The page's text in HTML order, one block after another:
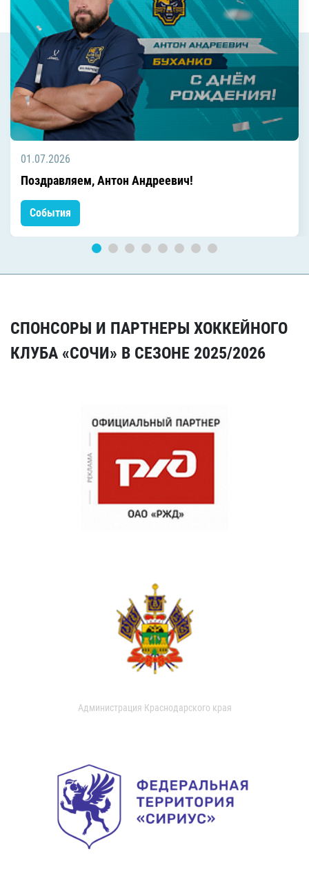
01.07.2026
Поздравляем, Антон Андреевич!
События
СПОНСОРЫ И ПАРТНЕРЫ ХОККЕЙНОГО
КЛУБА «СОЧИ» В СЕЗОНЕ 2025/2026
Администрация Краснодарского края